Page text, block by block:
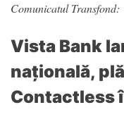
Comunicatul Transfond:
Vista Bank
națională,
Contactless